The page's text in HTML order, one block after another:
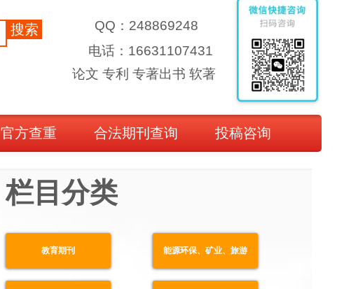
QQ：248869248
搜索
电话：16631107431
论文 专利 专著出书 软著
官方查重 合法期刊查询 投稿咨询
栏目分类
能源环保、矿业、旅游
教育期刊